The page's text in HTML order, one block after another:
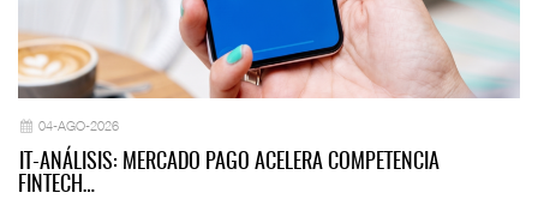
04-AGO-2026
IT-ANÁLISIS: MERCADO PAGO ACELERA COMPETENCIA
FINTECH…